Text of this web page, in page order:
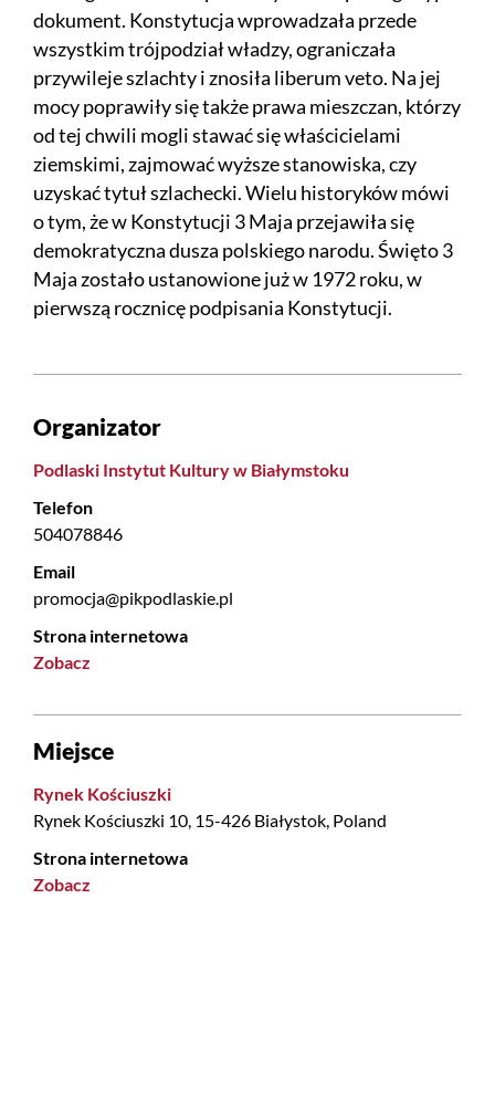
dokument. Konstytucja wprowadzała przede
wszystkim trójpodział władzy, ograniczała
przywileje szlachty i znosiła liberum veto. Na jej
mocy poprawiły się także prawa mieszczan, którzy
od tej chwili mogli stawać się właścicielami
ziemskimi, zajmować wyższe stanowiska, czy
uzyskać tytuł szlachecki. Wielu historyków mówi
o tym, że w Konstytucji 3 Maja przejawiła się
demokratyczna dusza polskiego narodu. Święto 3
Maja zostało ustanowione już w 1972 roku, w
pierwszą rocznicę podpisania Konstytucji.
Organizator
Podlaski Instytut Kultury w Białymstoku
Telefon
504078846
Email
promocja@pikpodlaskie.pl
Strona internetowa
Zobacz
Miejsce
Rynek Kościuszki
Rynek Kościuszki 10, 15-426 Białystok, Poland
Strona internetowa
Zobacz